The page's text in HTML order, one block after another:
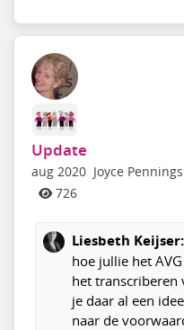
Update
aug 2020 Joyce Pennings
726
Liesbeth Keijser:
hoe jullie het
het transcriberen
je daar al een
naar de